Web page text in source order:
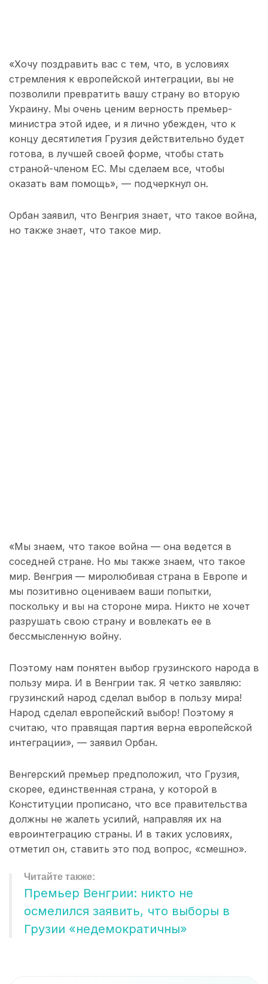
«Хочу поздравить вас с тем, что, в условиях
стремления к европейской интеграции, вы не
позволили превратить вашу страну во вторую
Украину. Мы очень ценим верность премьер-
министра этой идее, и я лично убежден, что к
концу десятилетия Грузия действительно будет
готова, в лучшей своей форме, чтобы стать
страной-членом ЕС. Мы сделаем все, чтобы
оказать вам помощь», — подчеркнул он.
Орбан заявил, что Венгрия знает, что такое война,
но также знает, что такое мир.
«Мы знаем, что такое война — она ведется в
соседней стране. Но мы также знаем, что такое
мир. Венгрия — миролюбивая страна в Европе и
мы позитивно оцениваем ваши попытки,
поскольку и вы на стороне мира. Никто не хочет
разрушать свою страну и вовлекать ее в
бессмысленную войну.
Поэтому нам понятен выбор грузинского народа в
пользу мира. И в Венгрии так. Я четко заявляю:
грузинский народ сделал выбор в пользу мира!
Народ сделал европейский выбор! Поэтому я
считаю, что правящая партия верна европейской
интеграции», — заявил Орбан.
Венгерский премьер предположил, что Грузия,
скорее, единственная страна, у которой в
Конституции прописано, что все правительства
должны не жалеть усилий, направляя их на
евроинтеграцию страны. И в таких условиях,
отметил он, ставить это под вопрос, «смешно».
Премьер Венгрии: никто не
осмелился заявить, что выборы в
Грузии «недемократичны»